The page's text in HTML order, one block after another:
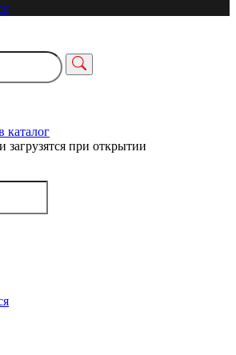
каталог
загрузятся при открытии